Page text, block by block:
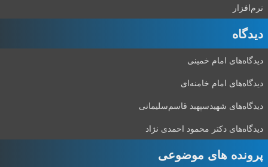
نرم‌افزار
دیدگاه‌
دیدگاه‌های امام خمینی
دیدگاه‌های امام خامنه‌ای
دیدگاه‌های شهید‌سپهبد قاسم‌سلیمانی
دیدگاه‌های دکتر محمود احمدی نژاد
پرونده های موضوعی